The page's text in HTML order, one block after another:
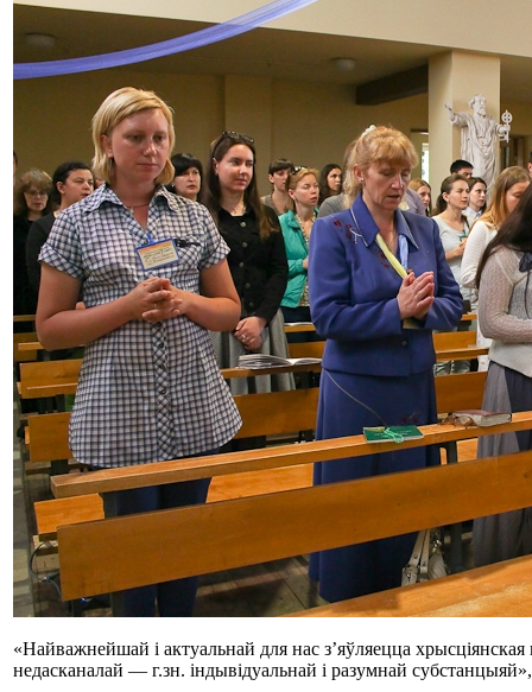
«Найважнейшай і актуальнай для нас з’яўляецца
недасканалай — г.зн. індывідуальнай і разумнай